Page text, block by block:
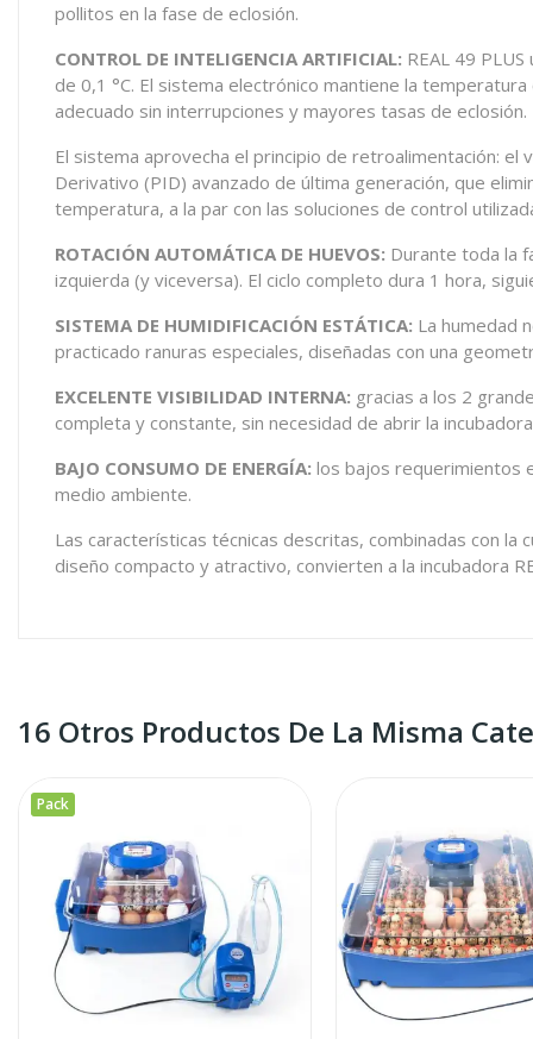
pollitos en la fase de eclosión.
CONTROL DE INTELIGENCIA ARTIFICIAL: REAL 49
de 0,1 °C. El sistema electrónico mantiene la
adecuado sin interrupciones y mayores tasas de eclosión.
El sistema aprovecha el principio de retroalimentación:
Derivativo (PID) avanzado de última generación, que
temperatura, a la par con las soluciones de control
ROTACIÓN AUTOMÁTICA DE HUEVOS: Durante toda la
izquierda (y viceversa). El ciclo completo dura 1 hora,
SISTEMA DE HUMIDIFICACIÓN ESTÁTICA: La humedad
practicado ranuras especiales, diseñadas con una
EXCELENTE VISIBILIDAD INTERNA: gracias a los 2
completa y constante, sin necesidad de abrir la
BAJO CONSUMO DE ENERGÍA: los bajos requerimientos
medio ambiente.
Las características técnicas descritas, combinadas con
diseño compacto y atractivo, convierten a la incubadora
16 Otros Productos De La Misma
Pack